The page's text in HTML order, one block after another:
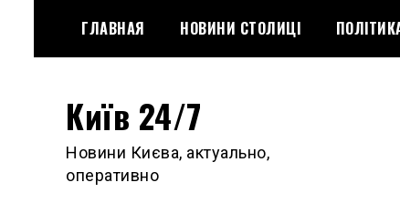
content
ГЛАВНАЯ НОВИНИ СТОЛИЦІ
Київ 24/7
Новини Києва, актуально,
оперативно